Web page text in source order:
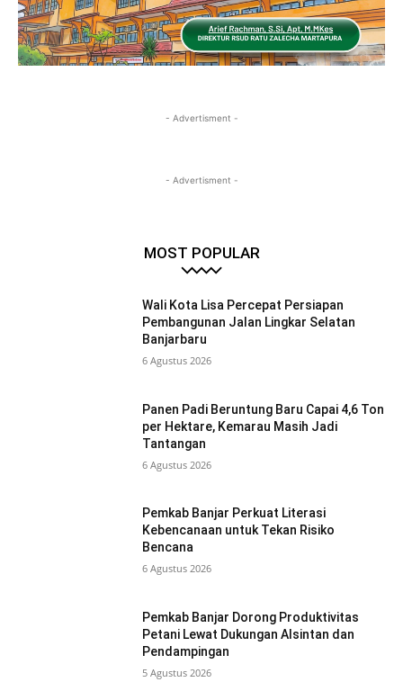
- Advertisment -
- Advertisment -
MOST POPULAR
Wali Kota Lisa Percepat Persiapan
Pembangunan Jalan Lingkar Selatan
Banjarbaru
6 Agustus 2026
Panen Padi Beruntung Baru Capai 4,6 Ton
per Hektare, Kemarau Masih Jadi
Tantangan
6 Agustus 2026
Pemkab Banjar Perkuat Literasi
Kebencanaan untuk Tekan Risiko
Bencana
6 Agustus 2026
Pemkab Banjar Dorong Produktivitas
Petani Lewat Dukungan Alsintan dan
Pendampingan
5 Agustus 2026